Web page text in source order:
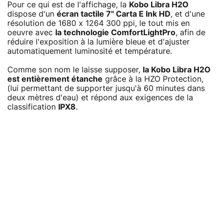
Pour ce qui est de l'affichage, la Kobo Libra H2O
dispose d'un écran tactile 7" Carta E Ink HD, et d'une
résolution de 1680 x 1264 300 ppi, le tout mis en
oeuvre avec
la technologie ComfortLightPro, afin de
réduire l'exposition à la lumière bleue et d'ajuster
automatiquement luminosité et température.
Comme son nom le laisse supposer, la Kobo Libra H2O
est entièrement étanche grâce à la HZO Protection,
(lui permettant de supporter jusqu'à 60 minutes dans
deux mètres d'eau) et répond aux exigences de la
classification
IPX8.